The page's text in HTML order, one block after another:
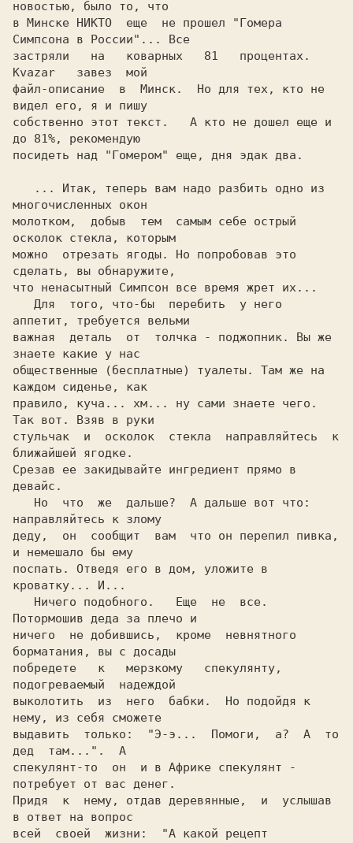
в Минске НИКТО  еще  не прошел "Гомера
Симпсона в России"...
Все
застряли   на   коварных   81   процентах.
Kvazar   завез  мой
файл-описание  в  Минск.  Но для тех, кто не
видел его, я и пишу
собственно этот текст.   А кто не дошел еще и
до 81%, рекомендую
посидеть над "Гомером" еще, дня эдак два.
молотком,  добыв  тем  самым себе острый
осколок стекла, которым
можно  отрезать ягоды. Но попробовав это
сделать, вы обнаружите,
что ненасытный Симпсон все время жрет их...
аппетит, требуется вельми
важная  деталь  от  толчка -
поджопник.
Вы же
знаете какие у нас
общественные (бесплатные) туалеты. Там же на
каждом сиденье, как
правило, куча... хм... ну сами знаете чего.
Так вот. Взяв в руки
стульчак  и  осколок  стекла  направляйтесь  к
ближайшей ягодке.
Срезав ее закидывайте ингредиент прямо в
девайс.
деду,  он  сообщит  вам  что он перепил пивка,
и немешало бы ему
поспать. Отведя его в дом, уложите в
кроватку... И...
Потормошив деда за плечо и
ничего  не добившись,  кроме  невнятного
борматания, вы с досады
побредете   к   мерзкому
  спекулянту
,
подогреваемый  надеждой
выколотить  из  него  бабки.  Но подойдя к
нему, из себя сможете
выдавить  только:  "Э-э...  Помоги,  а?  А  то
дед  там...".  А
спекулянт-то  он  и в Африке спекулянт -
потребует от вас денег.
Придя  к  нему, отдав деревянные,  и  услышав
в ответ на вопрос
всей  своей  жизни:  "А какой рецепт